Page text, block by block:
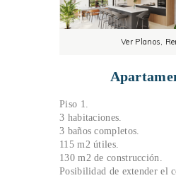
Ver Planos,
Piso 1.
3 habitaciones.
3 baños completos.
115 m2 útiles.
130 m2 de construcción.
Posibilidad de extender el